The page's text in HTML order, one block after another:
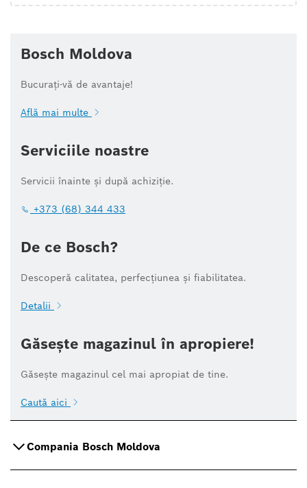
Bosch Moldova
Bucurați-vă de avantaje!
Află mai multe
Serviciile noastre
Servicii înainte și după achiziție.
+373 (68) 344 433
De ce Bosch?
Descoperă calitatea, perfecțiunea și fiabilitatea.
Detalii
Găsește magazinul în apropiere!
Găsește magazinul cel mai apropiat de tine.
Caută aici
Compania Bosch Moldova